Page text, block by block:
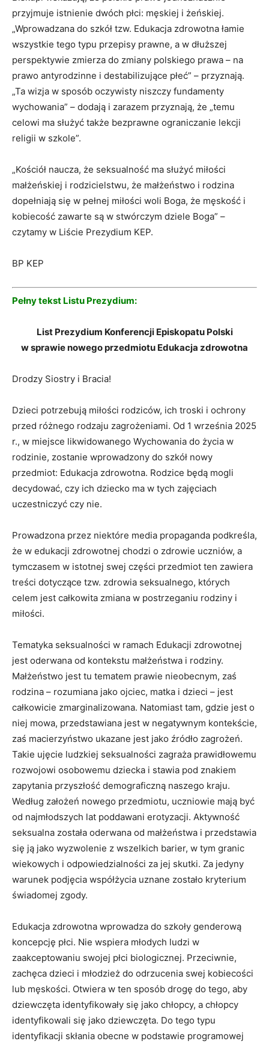
przyjmuje istnienie dwóch płci: męskiej i żeńskiej.
„Wprowadzana do szkół tzw. Edukacja zdrowotna łamie
wszystkie tego typu przepisy prawne, a w dłuższej
perspektywie zmierza do zmiany polskiego prawa – na
prawo antyrodzinne i destabilizujące płeć” – przyznają.
„Ta wizja w sposób oczywisty niszczy fundamenty
wychowania” – dodają i zarazem przyznają, że „temu
celowi ma służyć także bezprawne ograniczanie lekcji
religii w szkole”.
„Kościół naucza, że seksualność ma służyć miłości
małżeńskiej i rodzicielstwu, że małżeństwo i rodzina
dopełniają się w pełnej miłości woli Boga, że męskość i
kobiecość zawarte są w stwórczym dziele Boga” –
czytamy w Liście Prezydium KEP.
BP KEP
Pełny tekst Listu Prezydium:
List Prezydium Konferencji Episkopatu Polski
w sprawie nowego przedmiotu Edukacja zdrowotna
Drodzy Siostry i Bracia!
Dzieci potrzebują miłości rodziców, ich troski i ochrony
przed różnego rodzaju zagrożeniami. Od 1 września 2025
r., w miejsce likwidowanego Wychowania do życia w
rodzinie, zostanie wprowadzony do szkół nowy
przedmiot: Edukacja zdrowotna. Rodzice będą mogli
decydować, czy ich dziecko ma w tych zajęciach
uczestniczyć czy nie.
Prowadzona przez niektóre media propaganda podkreśla,
że w edukacji zdrowotnej chodzi o zdrowie uczniów, a
tymczasem w istotnej swej części przedmiot ten zawiera
treści dotyczące tzw. zdrowia seksualnego, których
celem jest całkowita zmiana w postrzeganiu rodziny i
miłości.
Tematyka seksualności w ramach Edukacji zdrowotnej
jest oderwana od kontekstu małżeństwa i rodziny.
Małżeństwo jest tu tematem prawie nieobecnym, zaś
rodzina – rozumiana jako ojciec, matka i dzieci – jest
całkowicie zmarginalizowana. Natomiast tam, gdzie jest o
niej mowa, przedstawiana jest w negatywnym kontekście,
zaś macierzyństwo ukazane jest jako źródło zagrożeń.
Takie ujęcie ludzkiej seksualności zagraża prawidłowemu
rozwojowi osobowemu dziecka i stawia pod znakiem
zapytania przyszłość demograficzną naszego kraju.
Według założeń nowego przedmiotu, uczniowie mają być
od najmłodszych lat poddawani erotyzacji. Aktywność
seksualna została oderwana od małżeństwa i przedstawia
się ją jako wyzwolenie z wszelkich barier, w tym granic
wiekowych i odpowiedzialności za jej skutki. Za jedyny
warunek podjęcia współżycia uznane zostało kryterium
świadomej zgody.
Edukacja zdrowotna wprowadza do szkoły genderową
koncepcję płci. Nie wspiera młodych ludzi w
zaakceptowaniu swojej płci biologicznej. Przeciwnie,
zachęca dzieci i młodzież do odrzucenia swej kobiecości
lub męskości. Otwiera w ten sposób drogę do tego, aby
dziewczęta identyfikowały się jako chłopcy, a chłopcy
identyfikowali się jako dziewczęta. Do tego typu
identyfikacji skłania obecne w podstawie programowej